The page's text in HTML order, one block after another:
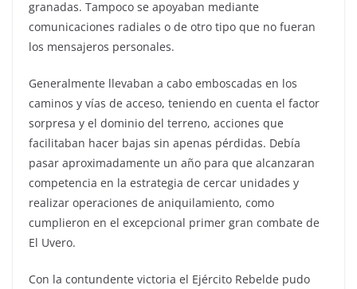
granadas. Tampoco se apoyaban mediante
comunicaciones radiales o de otro tipo que no fueran
los mensajeros personales.
Generalmente llevaban a cabo emboscadas en los
caminos y vías de acceso, teniendo en cuenta el factor
sorpresa y el dominio del terreno, acciones que
facilitaban hacer bajas sin apenas pérdidas. Debía
pasar aproximadamente un año para que alcanzaran
competencia en la estrategia de cercar unidades y
realizar operaciones de aniquilamiento, como
cumplieron en el excepcional primer gran combate de
El Uvero.
Con la contundente victoria el Ejército Rebelde pudo